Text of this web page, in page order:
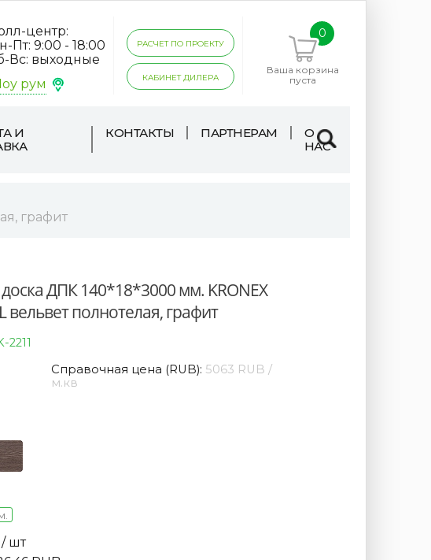
центр:
Пт: 9:00 - 18:00
Вс: выходные
рум
РАСЧЕТ ПО ПРОЕКТУ
КАБИНЕТ ДИЛЕРА
0
Ваша корзина
пуста
И
КОНТАКТЫ ПАРТНЕРАМ
О
НАС
графит
ДПК 140*18*3000 мм. KRONEX
вельвет полнотелая, графит
2211
Справочная цена (RUB): 5063 RUB /
м.кв
шт